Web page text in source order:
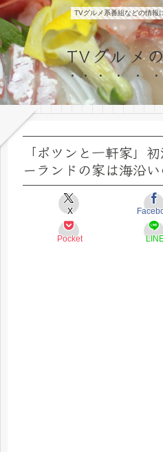
TVグルメ系番組などの情報
TVグルメ
「ポツンと一軒家」
ーランドの家は海沿
X
Pocket